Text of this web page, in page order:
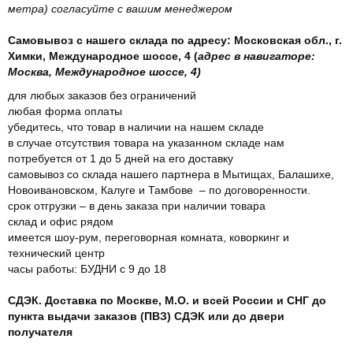
метра) согласуйте с вашим менеджером
Самовывоз с нашего склада по адресу: Московская обл., г.
Химки, Международное шоссе, 4 (адрес в навигаторе:
Москва, Международное шоссе, 4)
для любых заказов без ограничений
любая форма оплаты
убедитесь, что товар в наличии на нашем складе
в случае отсутствия товара на указанном складе нам
потребуется от 1 до 5 дней на его доставку
самовывоз со склада нашего партнера в Мытищах, Балашихе,
Новоивановском, Калуге и Тамбове – по договоренности.
срок отгрузки – в день заказа при наличии товара
склад и офис рядом
имеется шоу-рум, переговорная комната, коворкинг и
технический центр
часы работы: БУДНИ с 9 до 18
СДЭК. Доставка по Москве, М.О. и всей России и СНГ до
пункта выдачи заказов (ПВЗ) СДЭК или до двери
получателя